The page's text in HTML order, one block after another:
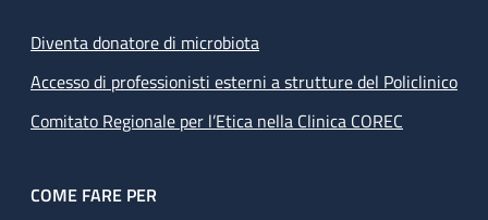
Diventa donatore di microbiota
Accesso di professionisti esterni a strutture del Policlinico
Comitato Regionale per l’Etica nella Clinica COREC
COME FARE PER